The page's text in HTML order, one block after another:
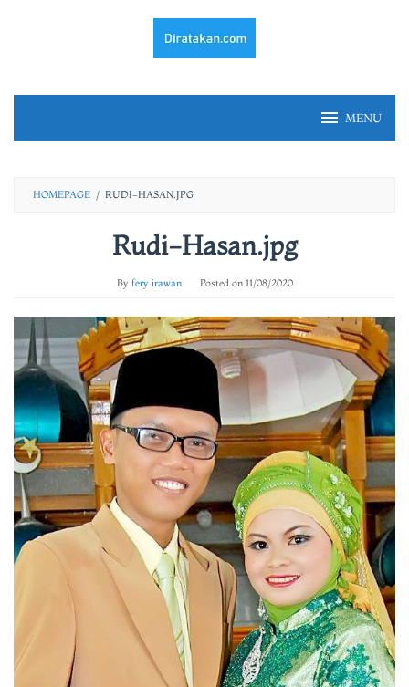
MENU
HOMEPAGE / RUDI-HASAN.JPG
Rudi-Hasan.jpg
By fery irawan Posted on 11/08/2020